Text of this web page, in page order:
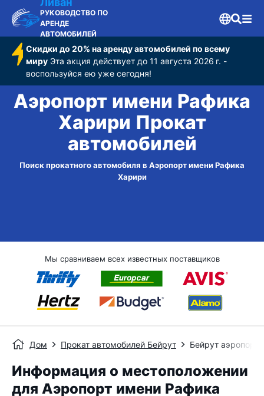
РУКОВОДСТВО ПО
АРЕНДЕ
АВТОМОБИЛЕЙ
Скидки до 20% на аренду автомобилей по всему
мируЭта акция действует до 11 августа 2026 г. -
воспользуйся ею уже сегодня!
Аэропорт имени Рафика
Харири Прокат
автомобилей
Поиск прокатного автомобиля в Аэропорт имени Рафика
Харири
Мы сравниваем всех известных поставщиков
Дом Прокат автомобилей Бейрут Бейрут аэропорт
Информация о местоположении
для Аэропорт имени Рафика